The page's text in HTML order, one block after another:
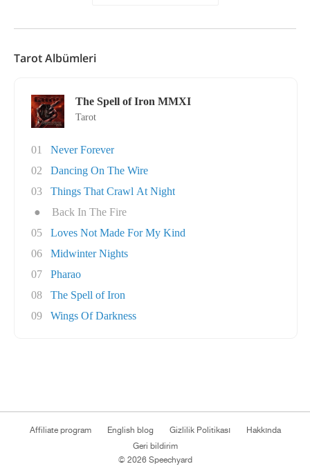
Tarot Albümleri
The Spell of Iron MMXI
Tarot
01
Never Forever
02
Dancing On The Wire
03
Things That Crawl At Night
●
Back In The Fire
05
Loves Not Made For My Kind
06
Midwinter Nights
07
Pharao
08
The Spell of Iron
09
Wings Of Darkness
Affiliate program English blog Gizlilik Politikası
Hakkında
Geri bildirim
© 2026 Speechyard